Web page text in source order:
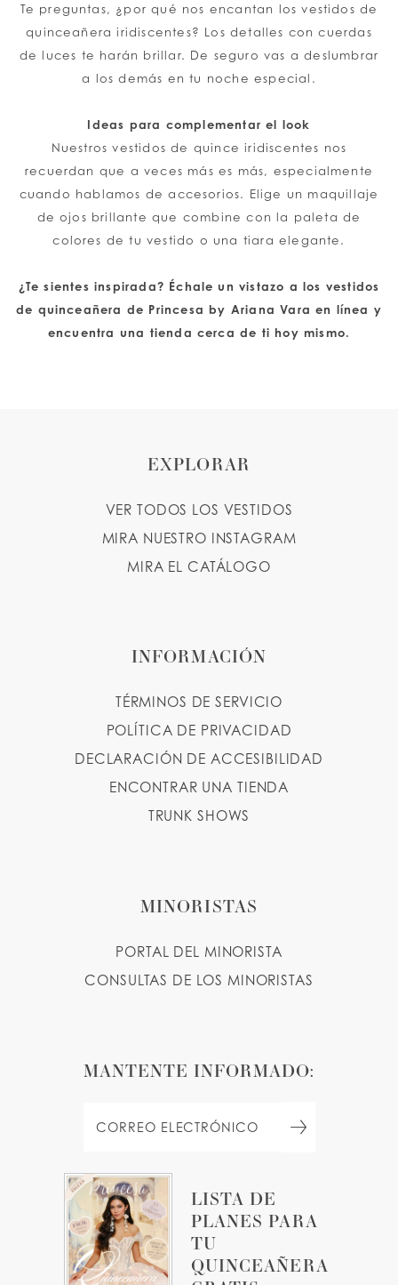
Te preguntas, ¿por qué nos encantan los vestidos de
quinceañera iridiscentes? Los detalles con cuerdas
de luces te harán brillar. De seguro vas a deslumbrar
a los demás en tu noche especial.
Ideas para complementar el look
Nuestros vestidos de quince iridiscentes nos
recuerdan que a veces más es más, especialmente
cuando hablamos de accesorios. Elige un maquillaje
de ojos brillante que combine con la paleta de
colores de tu vestido o una tiara elegante.
¿Te sientes inspirada? Échale un vistazo a los vestidos
de quinceañera de Princesa by Ariana Vara en línea y
encuentra una tienda cerca de ti hoy mismo.
LISTA DE
PLANES PARA
TU
QUINCEAÑERA
EXPLORAR
VER TODOS LOS VESTIDOS
MIRA NUESTRO INSTAGRAM
MIRA EL CATÁLOGO
INFORMACIÓN
TÉRMINOS DE SERVICIO
POLÍTICA DE PRIVACIDAD
DECLARACIÓN DE ACCESIBILIDAD
ENCONTRAR UNA TIENDA
TRUNK SHOWS
MINORISTAS
PORTAL DEL MINORISTA
CONSULTAS DE LOS MINORISTAS
MANTENTE INFORMADO: